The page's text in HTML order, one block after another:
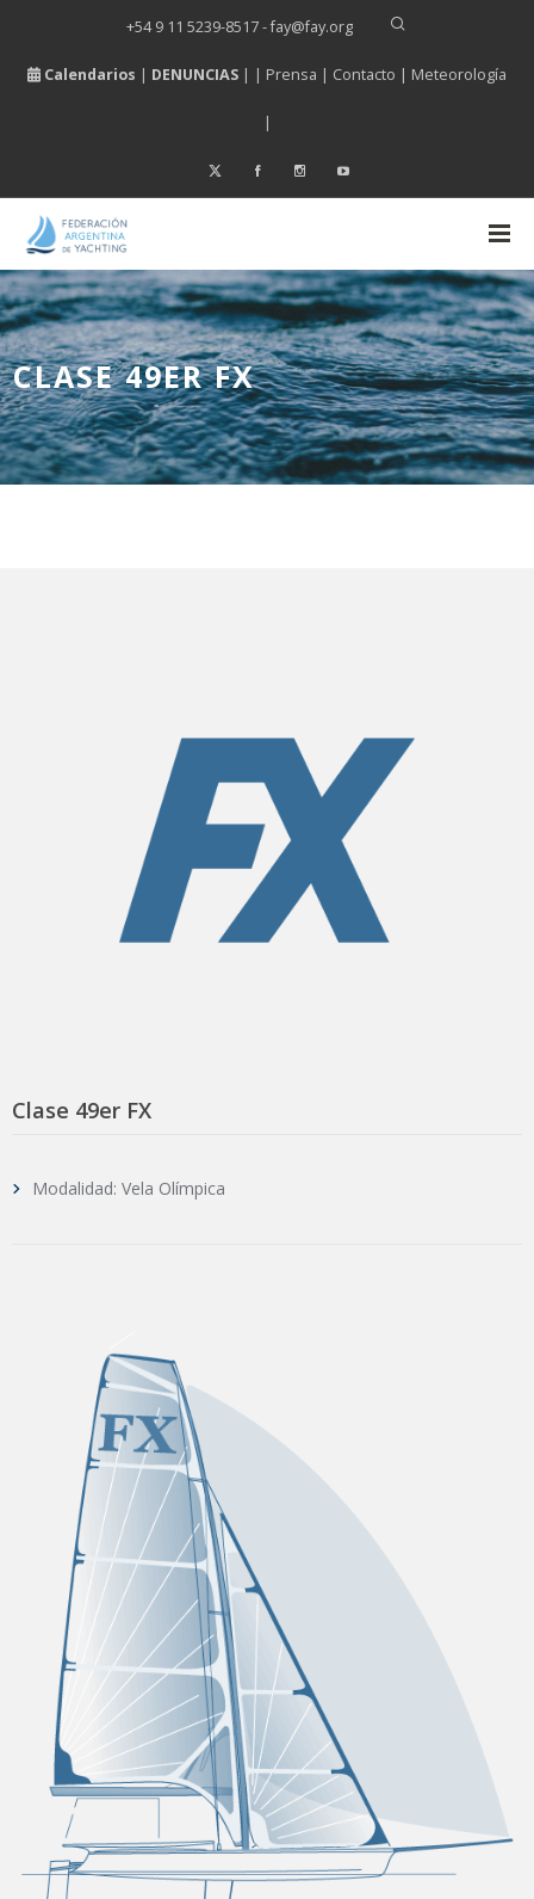
+54 9 11 5239-8517 - fay@fay.org
Calendarios | DENUNCIAS | | Prensa | Contacto | Meteorología
|
CLASE 49ER FX
Clase 49er FX
Modalidad: Vela Olímpica